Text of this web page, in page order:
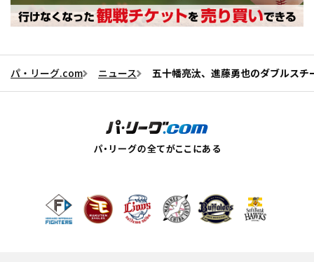
パ・リーグ.com ニュース 五十幡亮汰、進藤勇也のダブルス